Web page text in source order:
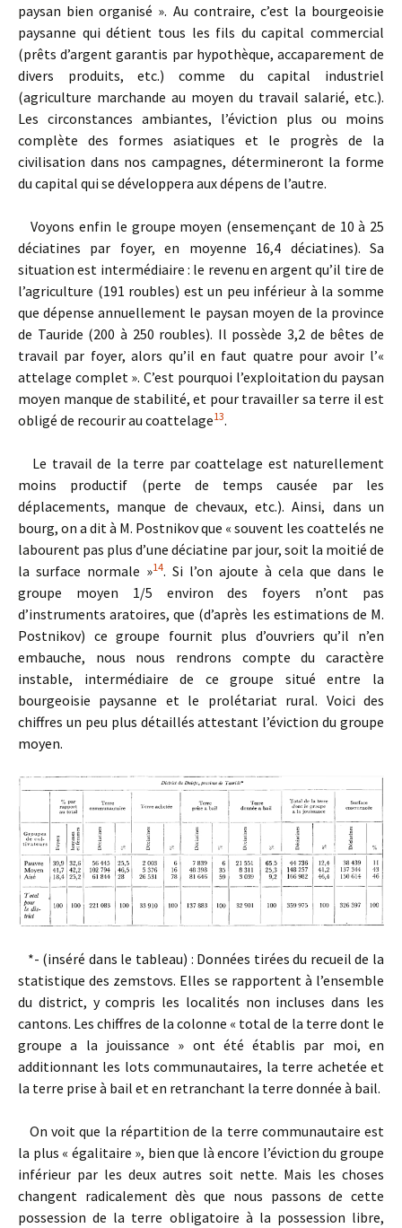
paysan bien organisé ». Au contraire, c’est la bourgeoisie
paysanne qui détient tous les fils du capital commercial
(prêts d’argent garantis par hypothèque, accaparement de
divers produits, etc.) comme du capital industriel
(agriculture marchande au moyen du travail salarié, etc.).
Les circonstances ambiantes, l’éviction plus ou moins
complète des formes asiatiques et le progrès de la
civilisation dans nos campagnes, détermineront la forme
du capital qui se développera aux dépens de l’autre.
Voyons enfin le groupe moyen (ensemençant de 10 à 25
déciatines par foyer, en moyenne 16,4 déciatines). Sa
situation est intermédiaire : le revenu en argent qu’il tire de
l’agriculture (191 roubles) est un peu inférieur à la somme
que dépense annuellement le paysan moyen de la province
de Tauride (200 à 250 roubles). Il possède 3,2 de bêtes de
travail par foyer, alors qu’il en faut quatre pour avoir l’«
attelage complet ». C’est pourquoi l’exploitation du paysan
moyen manque de stabilité, et pour travailler sa terre il est
obligé de recourir au coattelage13.
Le travail de la terre par coattelage est naturellement
moins productif (perte de temps causée par les
déplacements, manque de chevaux, etc.). Ainsi, dans un
bourg, on a dit à M. Postnikov que « souvent les coattelés ne
labourent pas plus d’une déciatine par jour, soit la moitié de
la surface normale »14. Si l’on ajoute à cela que dans le
groupe moyen 1/5 environ des foyers n’ont pas
d’instruments aratoires, que (d’après les estimations de M.
Postnikov) ce groupe fournit plus d’ouvriers qu’il n’en
embauche, nous nous rendrons compte du caractère
instable, intermédiaire de ce groupe situé entre la
bourgeoisie paysanne et le prolétariat rural. Voici des
chiffres un peu plus détaillés attestant l’éviction du groupe
moyen.
*- (inséré dans le tableau) : Données tirées du recueil de la
statistique des zemstovs. Elles se rapportent à l’ensemble
du district, y compris les localités non incluses dans les
cantons. Les chiffres de la colonne « total de la terre dont le
groupe a la jouissance » ont été établis par moi, en
additionnant les lots communautaires, la terre achetée et
la terre prise à bail et en retranchant la terre donnée à bail.
On voit que la répartition de la terre communautaire est
la plus « égalitaire », bien que là encore l’éviction du groupe
inférieur par les deux autres soit nette. Mais les choses
changent radicalement dès que nous passons de cette
possession de la terre obligatoire à la possession libre,